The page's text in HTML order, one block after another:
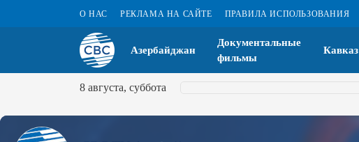
О НАС РЕКЛАМА НА САЙТЕ ПРАВИЛА ИСПОЛЬЗОВАНИЯ
Азербайджан
Документальные
фильмы
Кавказ
8 августа, суббота